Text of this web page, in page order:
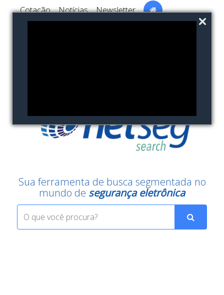
Cotação Notícias Newsletter
Sua ferramenta de busca segmentada no
mundo de segurança eletrônica